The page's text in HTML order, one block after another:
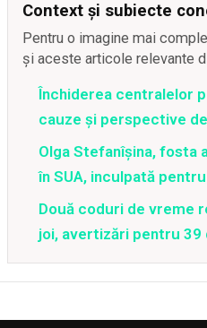
Context și subiecte
Pentru o imagine mai
și aceste articole relevante
Închiderea centralelor
cauze și perspective
Olga Stefanîşina, fosta
în SUA, inculpată
Două coduri de vreme
joi, avertizări pentru 39